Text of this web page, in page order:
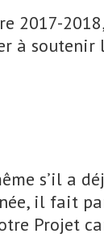
2017-
à
s’il a
il fait
Projet